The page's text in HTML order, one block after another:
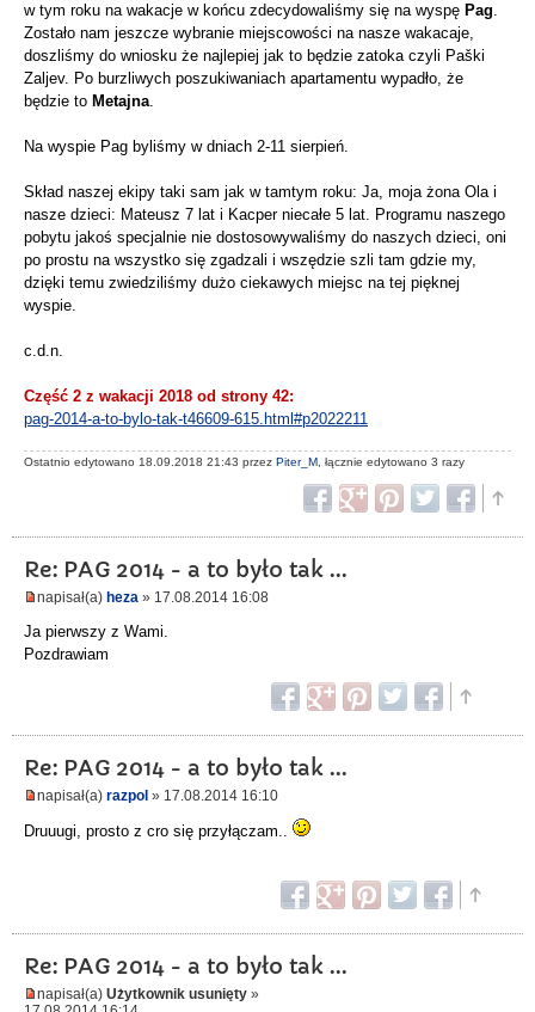
w tym roku na wakacje w końcu zdecydowaliśmy się na wyspę Pag.
Zostało nam jeszcze wybranie miejscowości na nasze wakacaje,
doszliśmy do wniosku że najlepiej jak to będzie zatoka czyli Paški
Zaljev. Po burzliwych poszukiwaniach apartamentu wypadło, że
będzie to Metajna.
Na wyspie Pag byliśmy w dniach 2-11 sierpień.
Skład naszej ekipy taki sam jak w tamtym roku: Ja, moja żona Ola i
nasze dzieci: Mateusz 7 lat i Kacper niecałe 5 lat. Programu naszego
pobytu jakoś specjalnie nie dostosowywaliśmy do naszych dzieci, oni
po prostu na wszystko się zgadzali i wszędzie szli tam gdzie my,
dzięki temu zwiedziliśmy dużo ciekawych miejsc na tej pięknej
wyspie.
c.d.n.
Część 2 z wakacji 2018 od strony 42:
pag-2014-a-to-bylo-tak-t46609-615.html#p2022211
Ostatnio edytowano 18.09.2018 21:43 przez Piter_M , łącznie edytowano 3 razy
Re: PAG 2014 - a to było tak ...
napisał(a) heza » 17.08.2014 16:08
Ja pierwszy z Wami.
Pozdrawiam
Re: PAG 2014 - a to było tak ...
napisał(a) razpol » 17.08.2014 16:10
Druuugi, prosto z cro się przyłączam..
Re: PAG 2014 - a to było tak ...
napisał(a) Użytkownik usunięty »